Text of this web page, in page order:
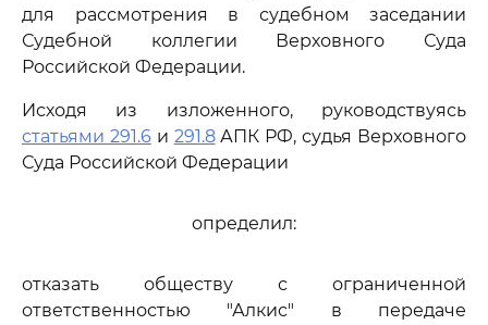
для рассмотрения в судебном заседании
Судебной коллегии Верховного Суда
Российской Федерации.
Исходя из изложенного, руководствуясь
статьями 291.6и 291.8АПК РФ, судья Верховного
Суда Российской Федерации
определил:
отказать обществу с ограниченной
ответственностью "Алкис" в передаче